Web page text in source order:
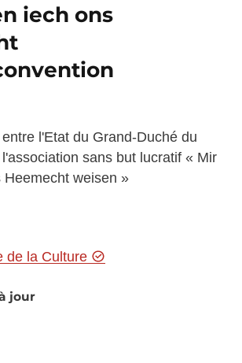
iech ons
l'Etat du Grand-Duché du
sans but lucratif « Mir
weisen »
de la Culture
jour